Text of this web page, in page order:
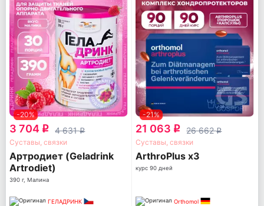
-20%
3 704 q 4 631q
Суставы, связки
Артродиет (Geladrink
Artrodiet)
390 г, Малина
ГЕЛАДРИНК
-21%
21 063 q 26 662q
Суставы, связки
ArthroPlus x3
курс 90 дней
Orthomol